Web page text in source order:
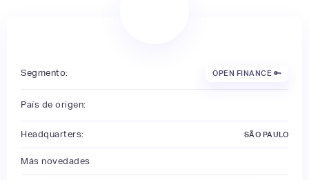
Segmento: OPEN FINANCE 🔑
País de origen:
Headquarters: SÃO PAULO
Más novedades